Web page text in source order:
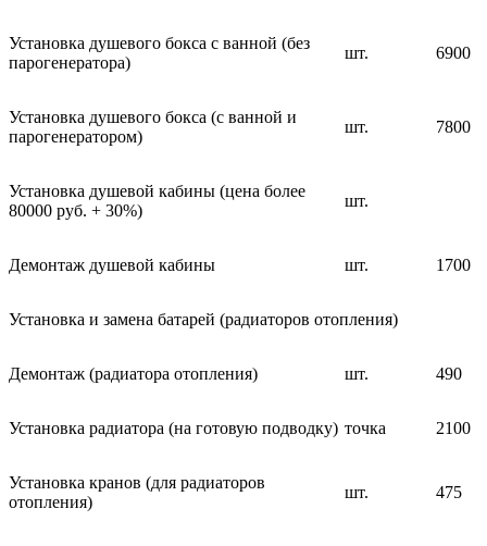
Установка душевого бокса с ванной (без
парогенератора)
шт. 6900
Установка душевого бокса (с ванной и
парогенератором)
шт. 7800
Установка душевой кабины (цена более
80000 руб. + 30%)
шт.
Демонтаж душевой кабины шт. 1700
Установка и замена батарей (радиаторов отопления)
Демонтаж (радиатора отопления) шт. 490
Установка радиатора (на готовую подводку) точка 2100
Установка кранов (для радиаторов
отопления)
шт. 475